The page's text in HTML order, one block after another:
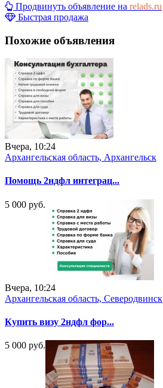
Продвинуть объявление на relads.ru
Быстрая продажа
Похожие объявления
Вчера, 10:24
Архангельская область, Архангельск
Помощь 2ндфл интеграц...
5 000 руб.
Вчера, 10:24
Архангельская область, Северодвинск
Купить визу 2ндфл фор...
5 000 руб.